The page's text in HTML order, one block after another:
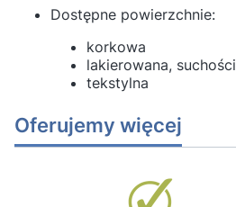
Dostępne powierzchnie:
korkowa
lakierowana,
tekstylna
Oferujemy więcej